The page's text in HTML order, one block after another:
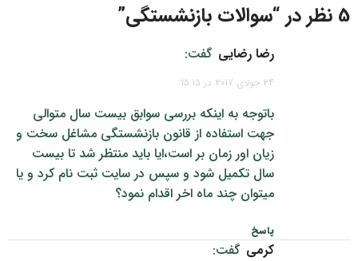
5 نظر در “ سوالات بازنشستگی”
رضا رضایی گفت:
24 جولای 2017 در 15:15
باتوجه به اینکه بررسی سوابق بیست سال متوالی
جهت استفاده از قانون بازنشستگی مشاغل سخت و
زیان اور زمان بر است،ایا باید منتظر شد تا بیست
سال تکمیل شود و سپس در سایت ثبت نام کرد و یا
میتوان چند ماه اخر اقدام نمود؟
پاسخ
کرمی گفت: